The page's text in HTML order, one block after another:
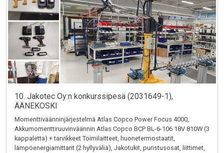
10. Jakotec Oy:n konkurssipesä (2031649-1),
ÄÄNEKOSKI
Momenttiväänninjärjestelmä Atlas Copco Power Focus 4000,
Akkumomenttiruuvinväännin Atlas Copco BCP BL-6-106 18V 810W (3
kappaletta) + tarvikkeet Toimilaitteet, huonetermostaatit,
lämpöenergiamittarit (2 hyllyväliä), Jakotukit, puristusosat, liittimet,